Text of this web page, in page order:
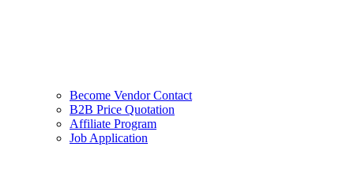
Become Vendor Contact
B2B Price Quotation
Affiliate Program
Job Application